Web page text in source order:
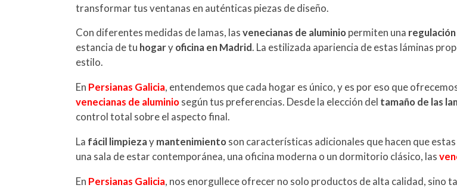
transformar tus ventanas en auténticas piezas de diseño.
Con diferentes medidas de lamas, lasvenecianas de aluminio permiten una
estancia de tu hogaryoficina en Madrid. La estilizada apariencia de estas láminas
estilo.
En Persianas Galicia, entendemos que cada hogar es único, y es por eso que
venecianas de aluminiosegún tus preferencias. Desde la elección del tamaño de las
control total sobre el aspecto final.
La fácil limpiezaymantenimiento son características adicionales que hacen que
una sala de estar contemporánea, una oficina moderna o un dormitorio clásico, las
En Persianas Galicia, nos enorgullece ofrecer no solo productos de alta calidad, sino